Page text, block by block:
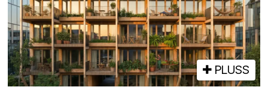
PLUSS